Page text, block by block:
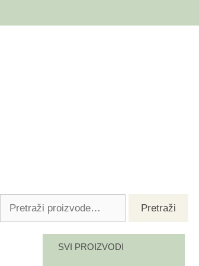
Pretraži
SVI PROIZVODI